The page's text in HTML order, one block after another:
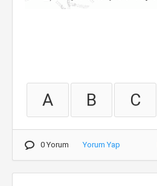
A B C
0 Yorum Yorum Yap